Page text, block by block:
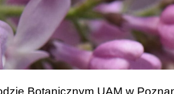
Botanicznym UAM w